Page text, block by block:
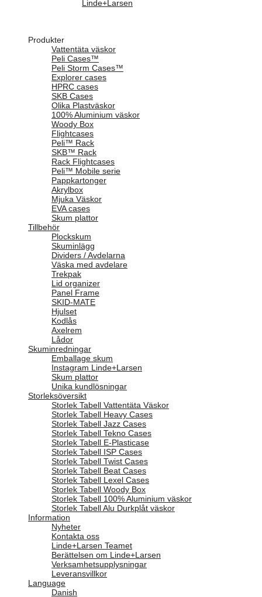
Produkter
Vattentäta väskor
Peli Cases™
Peli Storm Cases™
Explorer cases
HPRC cases
SKB Cases
Olika Plastväskor
100% Aluminium väskor
Woody Box
Flightcases
Peli™ Rack
SKB™ Rack
Rack Flightcases
Peli™ Mobile serie
Pappkartonger
Akrylbox
Mjuka Väskor
EVA cases
Skum plattor
Tillbehör
Plockskum
Skuminlägg
Dividers / Avdelarna
Väska med avdelare
Trekpak
Lid organizer
Panel Frame
SKID-MATE
Hjulset
Kodlås
Axelrem
Lådor
Skuminredningar
Emballage skum
Instagram Linde+Larsen
Skum plattor
Unika kundlösningar
Storleksöversikt
Storlek Tabell Vattentäta Väskor
Storlek Tabell Heavy Cases
Storlek Tabell Jazz Cases
Storlek Tabell Tekno Cases
Storlek Tabell E-Plasticase
Storlek Tabell ISP Cases
Storlek Tabell Twist Cases
Storlek Tabell Beat Cases
Storlek Tabell Lexel Cases
Storlek Tabell Woody Box
Storlek Tabell 100% Aluminium väskor
Storlek Tabell Alu Durkplåt väskor
Information
Nyheter
Kontakta oss
Linde+Larsen Teamet
Berättelsen om Linde+Larsen
Verksamhetsupplysningar
Leveransvillkor
Language
Danish